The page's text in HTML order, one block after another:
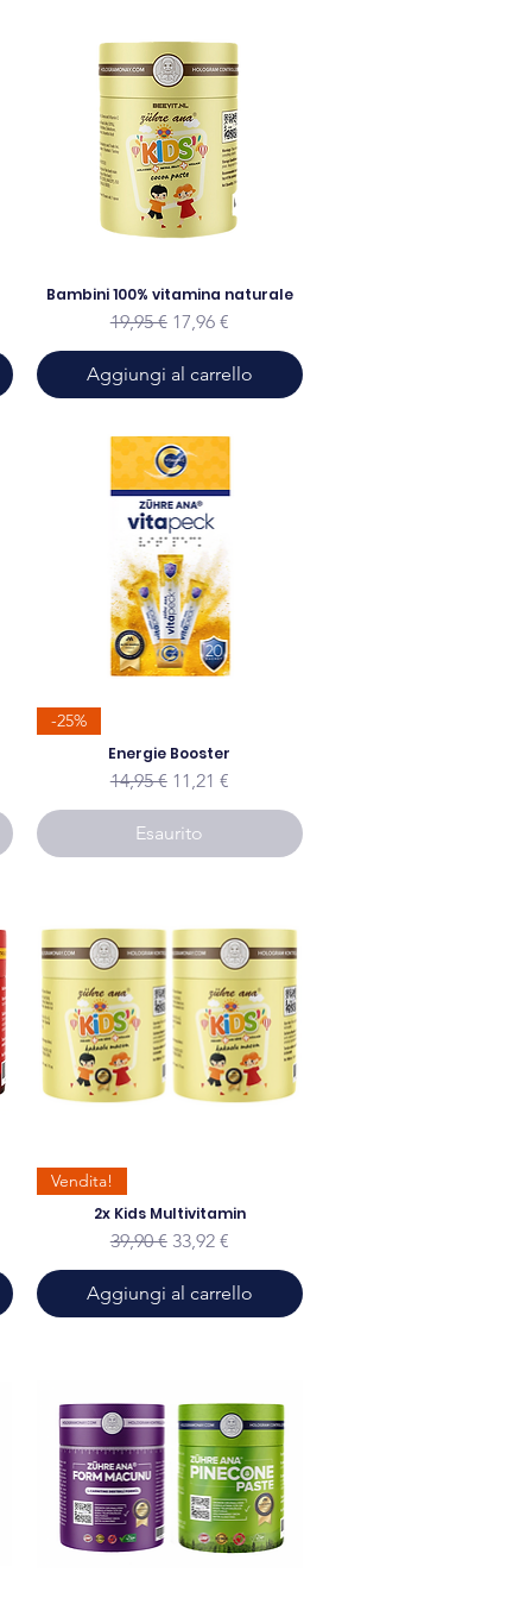
Bambini 100% vitamina naturale
Prezzo regolare
19,95 € Prezzo scontato
17,96 €
Aggiungi al carrello
-25%
Energie Booster
Prezzo regolare
14,95 € Prezzo scontato
11,21 €
Esaurito
Vendita!
2x Kids Multivitamin
Prezzo regolare
39,90 € Prezzo scontato
33,92 €
Aggiungi al carrello